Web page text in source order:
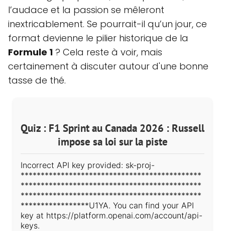
l’audace et la passion se mêleront
inextricablement. Se pourrait-il qu’un jour, ce
format devienne le pilier historique de la
Formule 1 ? Cela reste à voir, mais
certainement à discuter autour d'une bonne
tasse de thé.
Quiz : F1 Sprint au Canada 2026 : Russell
impose sa loi sur la piste
Incorrect API key provided: sk-proj-
*********************************************
*********************************************
*********************************************
*****************U1YA. You can find your API
key at https://platform.openai.com/account/api-
keys.